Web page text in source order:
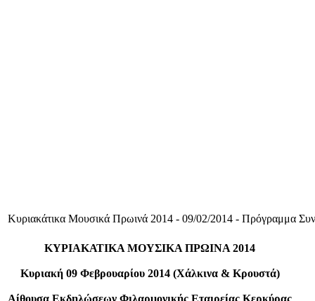
Κυριακάτικα Μουσικά Πρωινά 2014 - 09/02/2014 - Πρόγραμμα
ΚΥΡΙΑΚΑΤΙΚΑ ΜΟΥΣΙΚΑ ΠΡΩΙΝΑ 2014
Κυριακή 09 Φεβρουαρίου 2014 (Χάλκινα & Κρουστά)
Αίθουσα Εκδηλώσεων Φιλαρμονικής Εταιρείας Κερκύρας